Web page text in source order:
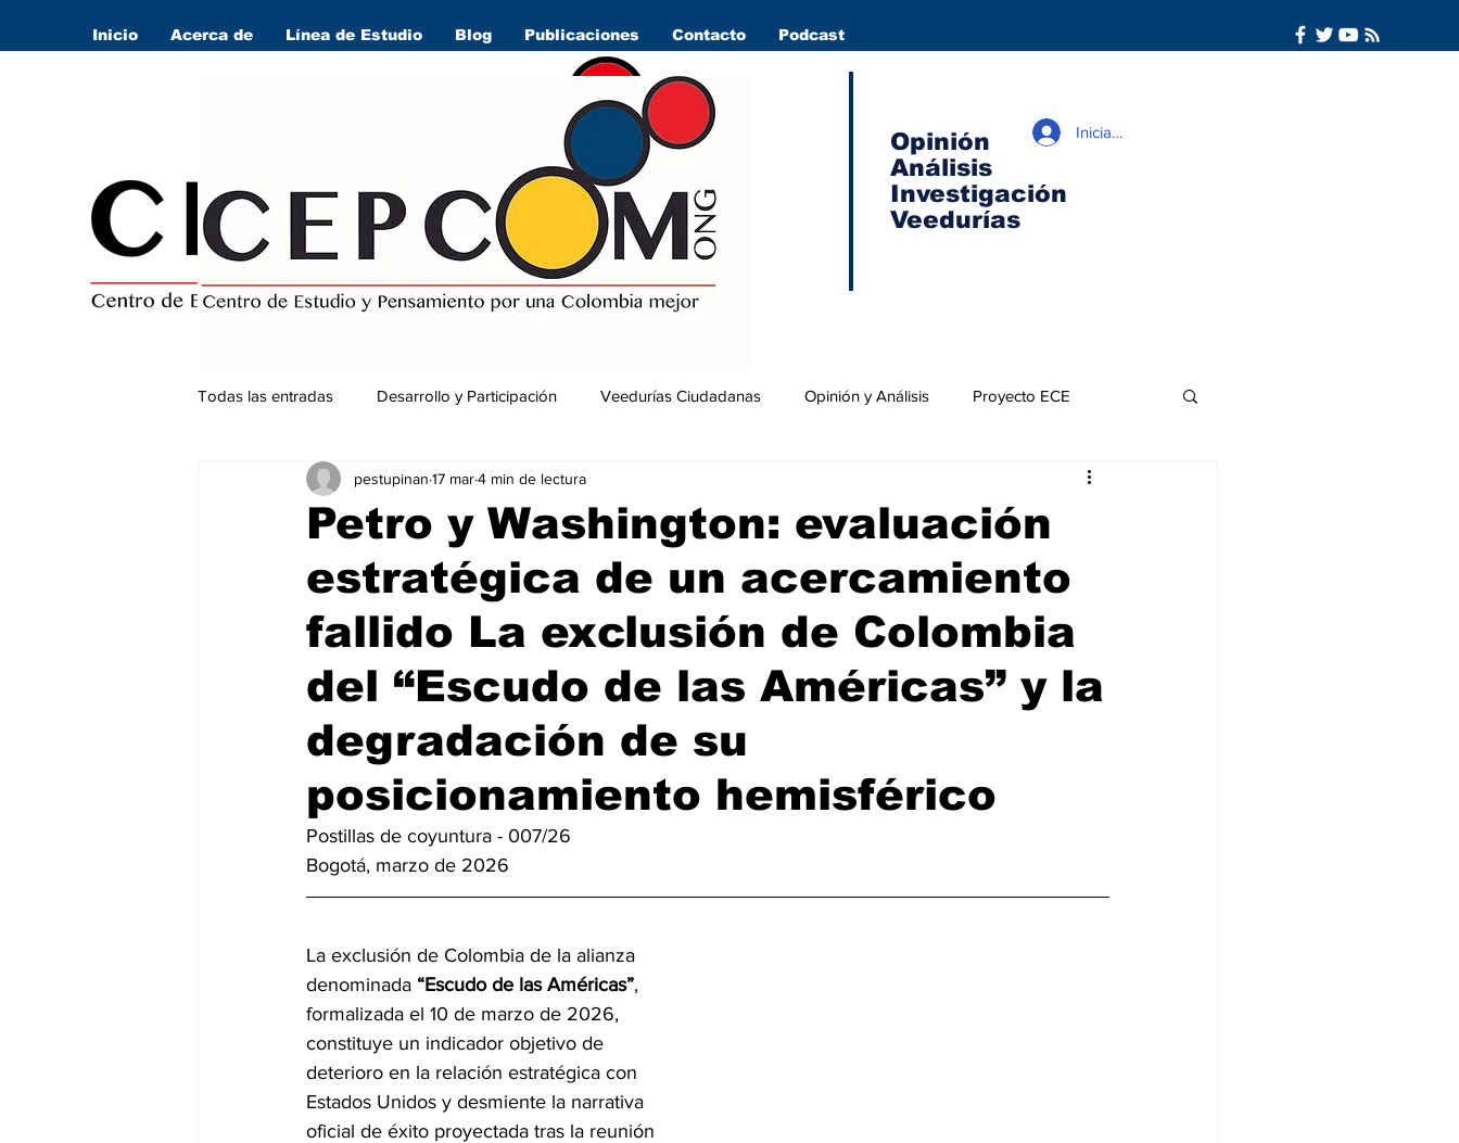
Inicio Acerca de Línea de Estudio Blog Publicaciones Contacto Podcast
Opinión
Análisis
Investigación
Veedurías
Iniciar sesión
Todas las entradas Desarrollo y Participación Veedurías Ciudadanas Opinión y Análisis Proyecto ECE
Seguridad Ciudadana
Petro y Washington: evaluación
estratégica de un acercamiento
fallido La exclusión de Colombia
del “Escudo de las Américas” y la
degradación de su
posicionamiento hemisférico
pestupinan 17 mar4 min de lectura
Postillas de coyuntura - 007/26
Bogotá, marzo de 2026
La exclusión de Colombia de la alianza
denominada “Escudo de las Américas”,
formalizada el 10 de marzo de 2026,
constituye un indicador objetivo de
deterioro en la relación estratégica con
Estados Unidos y desmiente la narrativa
oficial de éxito proyectada tras la reunión